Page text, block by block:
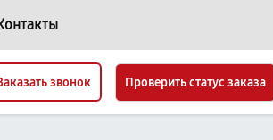
звонок Проверить статус заказа